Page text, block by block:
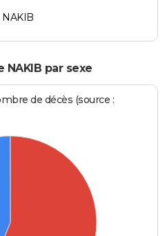
NAKIB
par sexe
de décès (source :